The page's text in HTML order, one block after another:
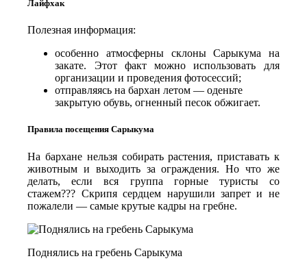
Лайфхак
Полезная информация:
особенно атмосферны склоны Сарыкума на
закате. Этот факт можно использовать для
организации и проведения фотосессий;
отправляясь на бархан летом — оденьте
закрытую обувь, огненный песок обжигает.
Правила посещения Сарыкума
На бархане нельзя собирать растения, приставать к
животным и выходить за ограждения. Но что же
делать, если вся группа горные туристы со
стажем??? Скрипя сердцем нарушили запрет и не
пожалели — самые крутые кадры на гребне.
Поднялись на гребень Сарыкума